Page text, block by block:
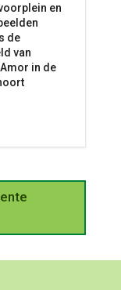
en
de
van
in de